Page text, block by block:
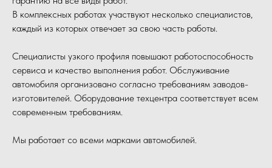
В комплексных работах участвуют несколько специалистов,
каждый из которых отвечает за свою часть работы.
Специалисты узкого профиля повышают работоспособность
сервиса и качество выполнения работ. Обслуживание
автомобиля организовано согласно требованиям заводов-
изготовителей. Оборудование техцентра соответствует всем
современным требованиям.
Мы работает со всеми марками автомобилей.